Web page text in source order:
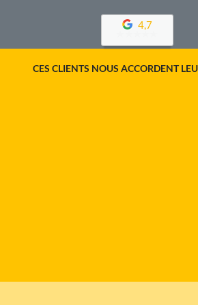
4,7
CES CLIENTS NOUS ACCORDENT